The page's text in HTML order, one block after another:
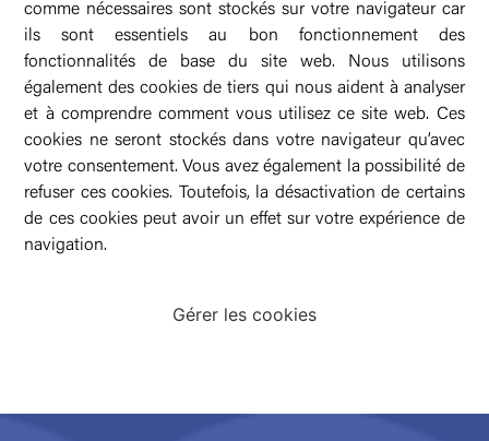
comme nécessaires sont stockés sur votre navigateur car
ils sont essentiels au bon fonctionnement des
fonctionnalités de base du site web. Nous utilisons
également des cookies de tiers qui nous aident à analyser
et à comprendre comment vous utilisez ce site web. Ces
cookies ne seront stockés dans votre navigateur qu’avec
votre consentement. Vous avez également la possibilité de
refuser ces cookies. Toutefois, la désactivation de certains
de ces cookies peut avoir un effet sur votre expérience de
navigation.
Gérer les cookies